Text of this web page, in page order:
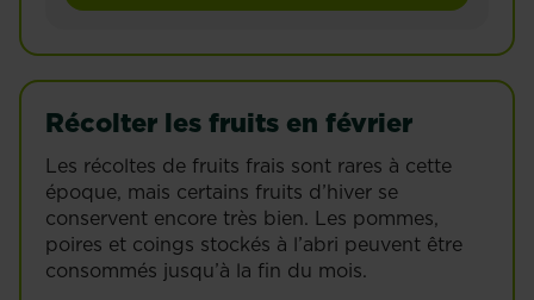
Récolter les fruits en février
Les récoltes de fruits frais sont rares à cette
époque, mais certains fruits d’hiver se
conservent encore très bien. Les pommes,
poires et coings stockés à l’abri peuvent être
consommés jusqu’à la fin du mois.